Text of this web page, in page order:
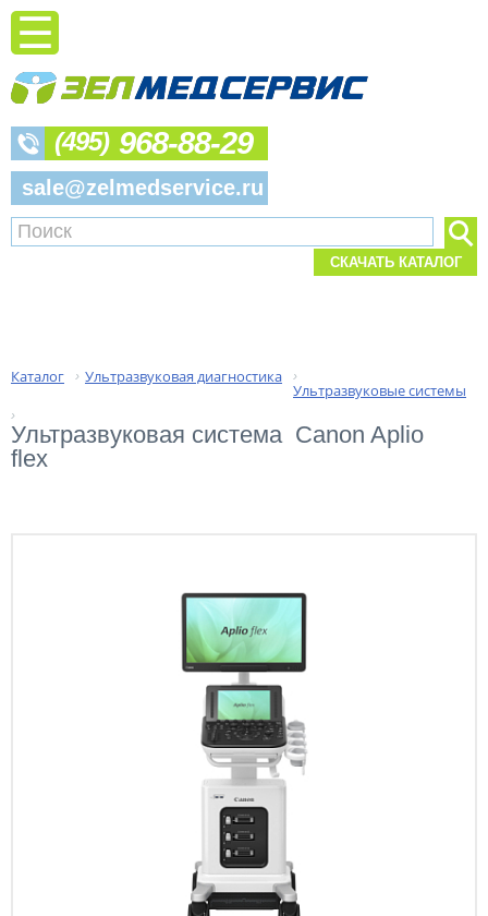
(495) 968-88-29
sale@zelmedservice.ru
СКАЧАТЬ КАТАЛОГ
Каталог › Ультразвуковая диагностика ›
Ультразвуковые системы
›
Ультразвуковая система  Canon Aplio
flex